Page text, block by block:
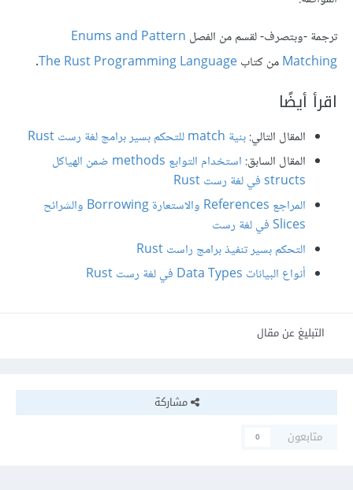
ترجمة -وبتصرف- لقسم من الفصل Enums and Pattern
Matchingمن كتابThe Rust Programming Language
.
اقرأ أيضًا
المقال التالي:بنية match للتحكم بسير برامج لغة رست Rust
المقال السابق:
استخدام التوابع methods ضمن الهياكل
structs في لغة رست Rust
المراجع References والاستعارة Borrowing والشرائح
Slices في لغة رست
التحكم بسير تنفيذ برامج راست Rust
أنواع البيانات Data Types في لغة رست Rust
التبليغ عن مقال
مشاركة
متابعون
0